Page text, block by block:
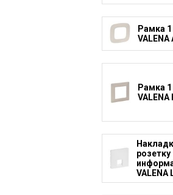
Рамка 1
VALENA
Рамка 1
VALENA
розетку
VALENA